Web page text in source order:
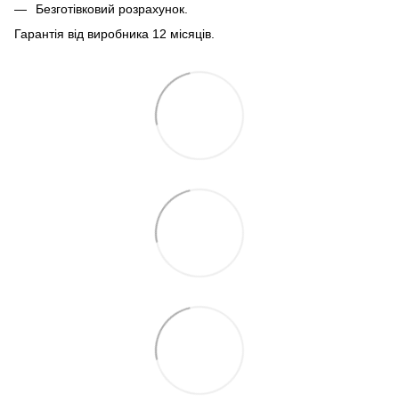
Безготівковий розрахунок.
Гарантія від виробника 12 місяців.